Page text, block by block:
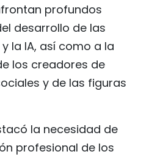
profundos
desarrollo de las
la IA, así como a la
los creadores de
y de las figuras
la necesidad de
profesional de los